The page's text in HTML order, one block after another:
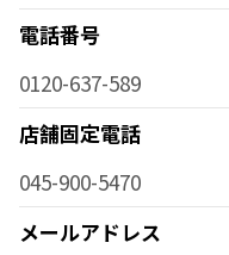
電話番号
0120-637-589
店舗固定電話
045-900-5470
メールアドレス